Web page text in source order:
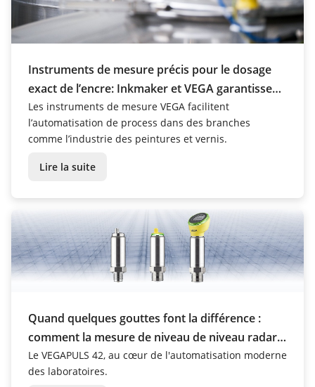
Instruments de mesure précis pour le dosage
exact de l’encre: Inkmaker et VEGA garantissent
la sécurité des process
Les instruments de mesure VEGA facilitent
l’automatisation de process dans des branches
comme l’industrie des peintures et vernis.
Lire la suite
Quand quelques gouttes font la différence :
comment la mesure de niveau de niveau radar
apporte de la sécurité dans les laboratoires
Le VEGAPULS 42, au cœur de l'automatisation moderne
des laboratoires.